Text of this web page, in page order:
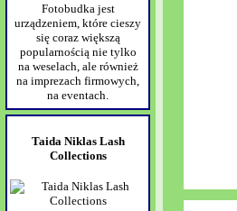
Fotobudka jest
urządzeniem, które cieszy
się coraz większą
popularnością nie tylko
na weselach, ale również
na imprezach firmowych,
na eventach.
Taida Niklas Lash
Collections